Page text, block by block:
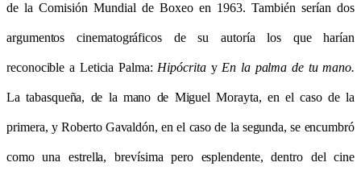
de la Comisión Mundial de Boxeo en 1963. También serían dos
argumentos cinematográficos de su autoría los que harían
reconocible a Leticia Palma: Hipócrita y En la palma de tu mano.
La tabasqueña, de la mano de Miguel Morayta, en el caso de la
primera, y Roberto Gavaldón, en el caso de la segunda, se encumbró
como una estrella, brevísima pero esplendente, dentro del cine